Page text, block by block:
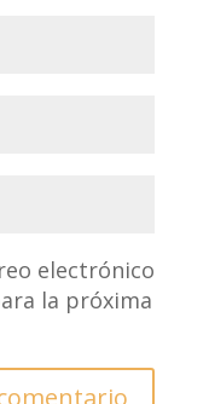
electrónico
la próxima